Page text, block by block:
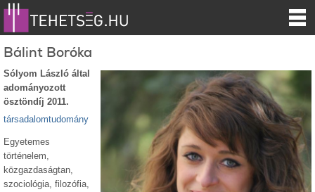
Bálint Boróka
Sólyom László által
adományozott
ösztöndíj 2011.
társadalomtudomány
Egyetemes
történelem,
közgazdaságtan,
szociológia, filozófia,